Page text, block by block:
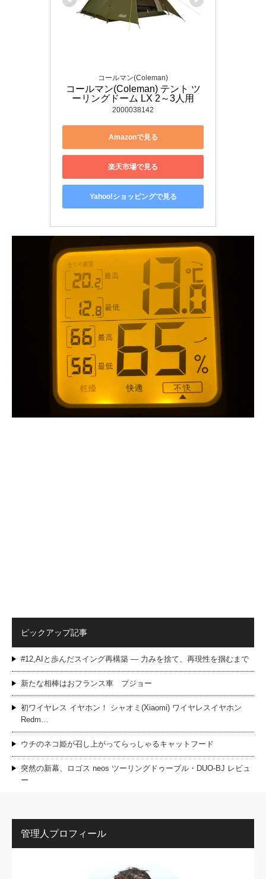
コールマン(Coleman)
コールマン(Coleman) テント ツ
ーリングドーム LX 2～3人用
2000038142
Amazonで見る
楽天市場で見る
Yahoo!ショッピングで見る
ピックアップ記事
#12,AIと歩んだスイング再構築 — 力みを捨て、再現性を掴むまで
新たな相棒はおフランス車 プジョー
初ワイヤレス イヤホン！ シャオミ(Xiaomi) ワイヤレスイヤホン
Redm…
ウチのネコ姫が召し上がってらっしゃるキャットフード
突然の新幕、ロゴス neos ツーリングドゥーブル・DUO-BJ レビュ
ー
管理人プロフィール